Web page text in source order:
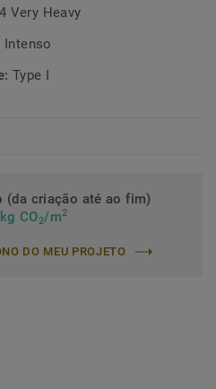
Very Heavy
Intenso
Type I
(da criação até ao fim)
CO2/m2
DO MEU PROJETO